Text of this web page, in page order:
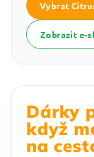
Vybrat
Zobrazit e-
Dárky
když
na